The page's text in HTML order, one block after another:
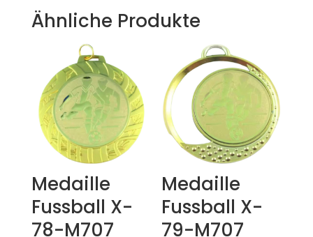
Ähnliche Produkte
Medaille
Fussball X-
78-M707
Medaille
Fussball X-
79-M707